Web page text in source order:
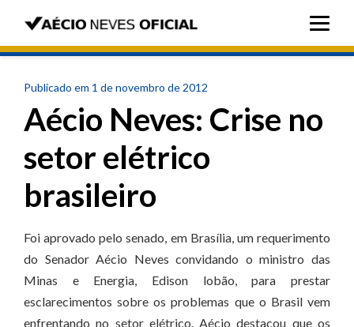
Publicado em 1 de novembro de 2012
Aécio Neves: Crise no
setor elétrico
brasileiro
Foi aprovado pelo senado, em Brasília, um requerimento
do Senador Aécio Neves convidando o ministro das
Minas e Energia, Edison lobão, para prestar
esclarecimentos sobre os problemas que o Brasil vem
enfrentando no setor elétrico. Aécio destacou que os